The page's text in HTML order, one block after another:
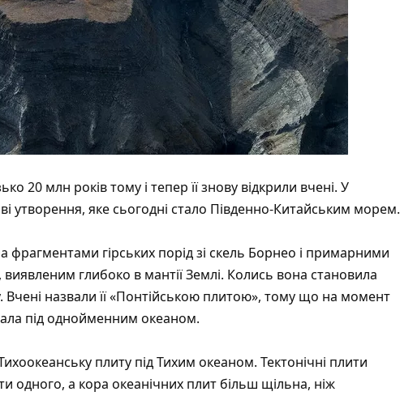
20 млн років тому і тепер її знову відкрили вчені. У
утворення, яке сьогодні стало Південно-Китайським морем.
фрагментами гірських порід зі скель Борнео і примарними
глибоко в мантії Землі. Колись вона становила
Вчені назвали її «Понтійською плитою», тому що на момент
під однойменним океаном.
плиту під Тихим океаном. Тектонічні плити
одного, а кора океанічних плит більш щільна, ніж